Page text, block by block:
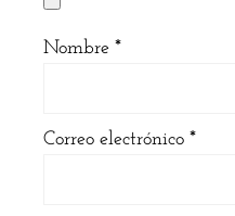
Nombre *
Correo electrónico *